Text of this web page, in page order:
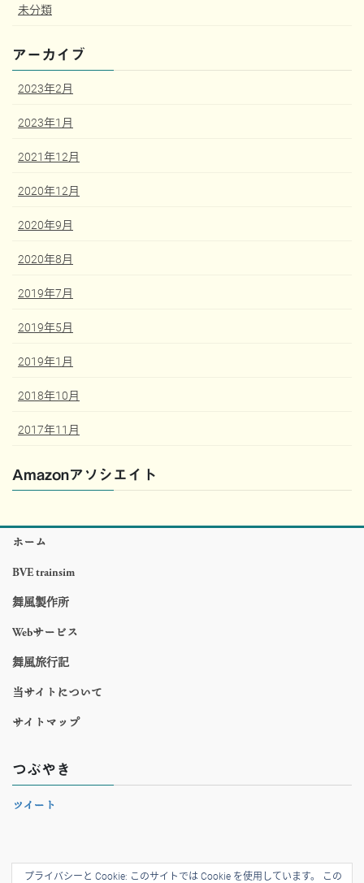
未分類
アーカイブ
2023年2月
2023年1月
2021年12月
2020年12月
2020年9月
2020年8月
2019年7月
2019年5月
2019年1月
2018年10月
2017年11月
Amazonアソシエイト
ホーム
BVE trainsim
舞風製作所
Webサービス
舞風旅行記
当サイトについて
サイトマップ
つぶやき
ツイート
プライバシーと Cookie: このサイトでは Cookie を使用しています。 この